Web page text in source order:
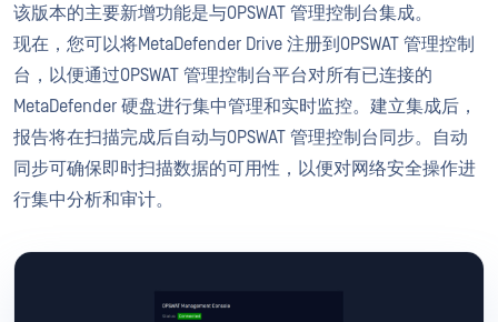
该版本的主要新增功能是与OPSWAT 管理控制台集成。
现在，您可以将MetaDefender Drive 注册到OPSWAT 管理控制
台，以便通过OPSWAT 管理控制台平台对所有已连接的
MetaDefender 硬盘进行集中管理和实时监控。建立集成后，
报告将在扫描完成后自动与OPSWAT 管理控制台同步。自动
同步可确保即时扫描数据的可用性，以便对网络安全操作进
行集中分析和审计。